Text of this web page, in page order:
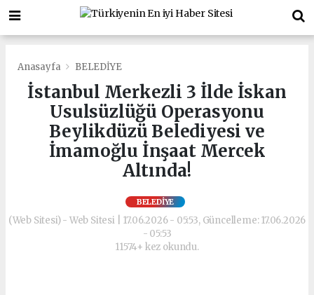
Anasayfa BELEDİYE
İstanbul Merkezli 3 İlde İskan
Usulsüzlüğü Operasyonu
Beylikdüzü Belediyesi ve
İmamoğlu İnşaat Mercek
Altında!
BELEDİYE
(Web Sitesi) - Web Sitesi | 17.06.2026 - 05:53, Güncelleme: 17.06.2026
- 05:53
11574+ kez okundu.